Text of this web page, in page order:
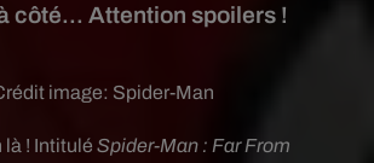
côté... Attention spoilers !
image: Spider-Man
là ! Intitulé Spider-Man : Far From